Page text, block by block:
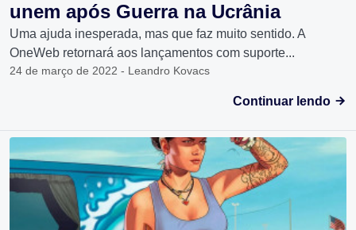
unem após Guerra na Ucrânia
Uma ajuda inesperada, mas que faz muito sentido. A
OneWeb retornará aos lançamentos com suporte...
24 de março de 2022 - Leandro Kovacs
Continuar lendo